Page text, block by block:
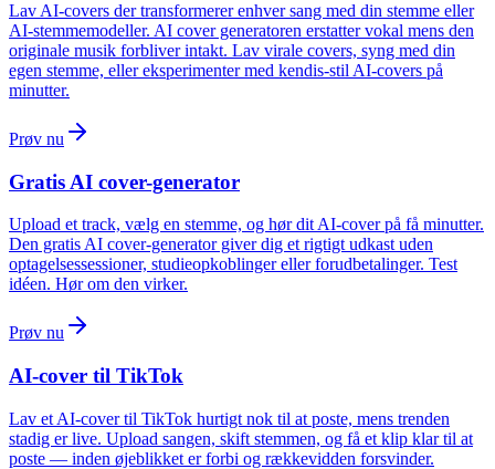
Lav AI-covers der transformerer enhver sang med din stemme eller
AI-stemmemodeller. AI cover generatoren erstatter vokal mens den
originale musik forbliver intakt. Lav virale covers, syng med din
egen stemme, eller eksperimenter med kendis-stil AI-covers på
minutter.
Prøv nu
Gratis AI cover-generator
Upload et track, vælg en stemme, og hør dit AI-cover på få minutter.
Den gratis AI cover-generator giver dig et rigtigt udkast uden
optagelsessessioner, studieopkoblinger eller forudbetalinger. Test
idéen. Hør om den virker.
Prøv nu
AI-cover til TikTok
Lav et AI-cover til TikTok hurtigt nok til at poste, mens trenden
stadig er live. Upload sangen, skift stemmen, og få et klip klar til at
poste — inden øjeblikket er forbi og rækkevidden forsvinder.